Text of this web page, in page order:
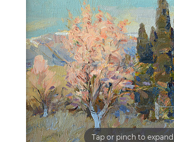
Tap or pinch to expand